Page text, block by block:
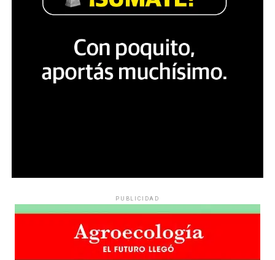
PUBLICIDAD